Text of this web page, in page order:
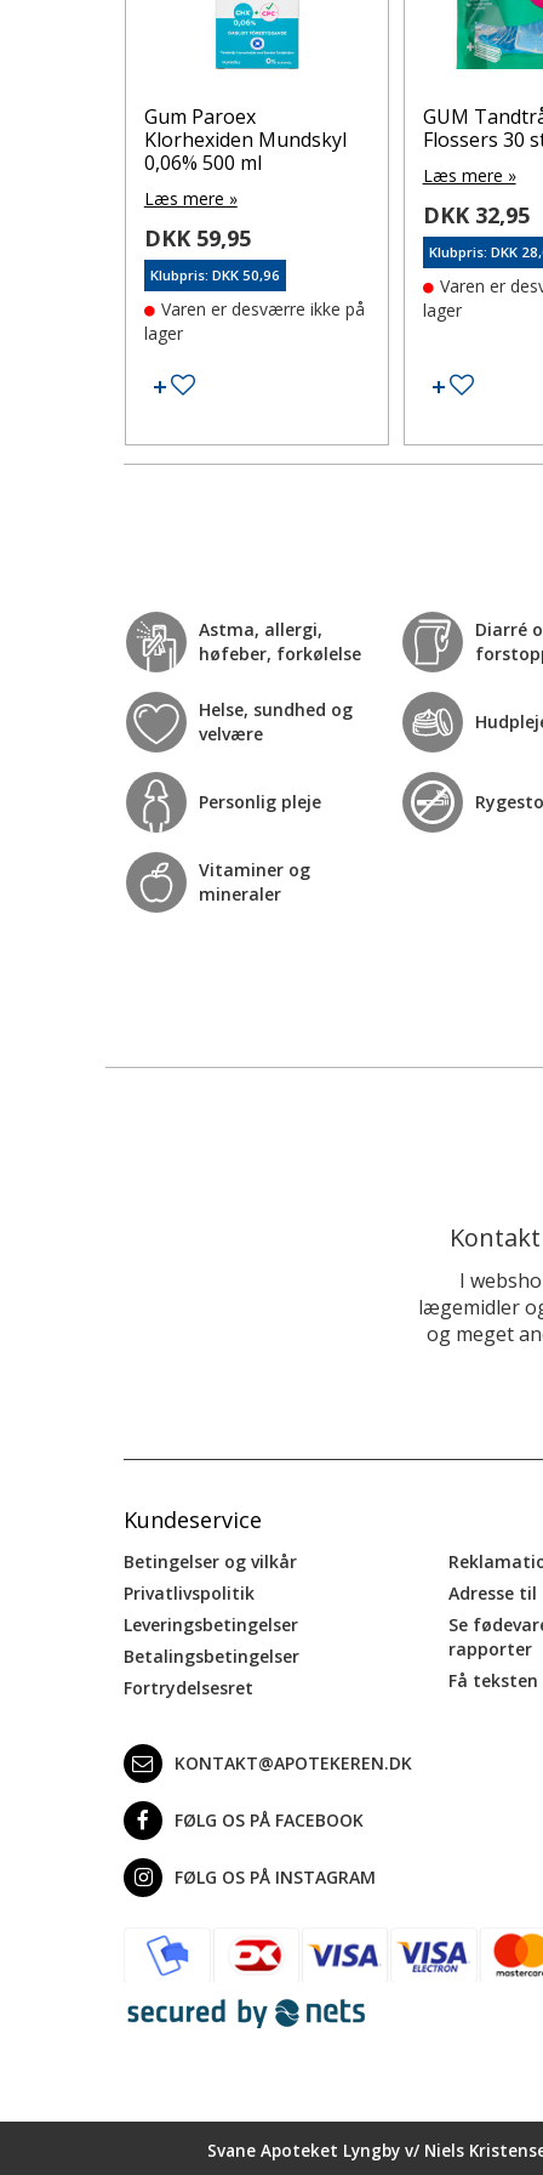
GUM Tandtråd Easy
Flossers 30 stk.
Læs mere »
DKK 32,95
Klubpris: DKK 28,01
Varen er desværre ikke på
lager
Tilføj til ønskeseddel
Bio-
Tabletter 60
Læs mere »
DKK 102,95
Klubpris: DKK
På lager
Læg i
Astma, allergi,
høfeber, forkølelse
Diarré
Helse, sundhed og
velvære
Personlig pleje
Vitaminer og
mineraler
I
lægemidler
og meget
Kundeservice
Betingelser og vilkår
Privatlivspolitik
Leveringsbetingelser
Betalingsbetingelser
Fortrydelsesret
Adresse
Se
rapporter
Få
KONTAKT@APOTEKEREN.DK
FØLG OS PÅ FACEBOOK
FØLG OS PÅ INSTAGRAM
Svane Apoteket Lyngby v/ Niels